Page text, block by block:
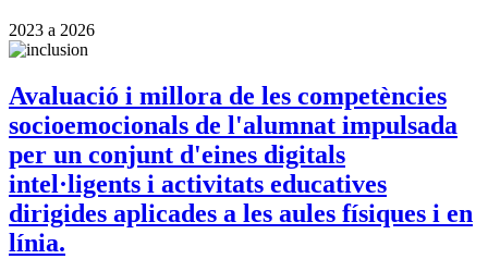
2023 a 2026
Avaluació i millora de les competències
socioemocionals de l'alumnat impulsada
per un conjunt d'eines digitals
intel·ligents i activitats educatives
dirigides aplicades a les aules físiques i en
línia.